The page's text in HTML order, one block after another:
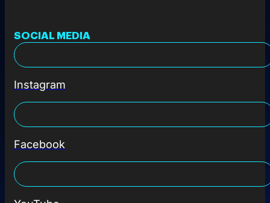
SOCIAL MEDIA
Instagram
Facebook